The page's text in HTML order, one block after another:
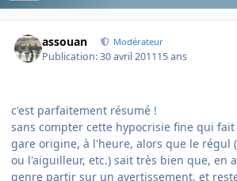
assouan Modérateur
Publication:30 avril 201115 ans
c'est parfaitement résumé !
sans compter cette hypocrisie fine qui
gare origine, à l'heure, alors que le régul
ou l'aiguilleur, etc.) sait très bien que, en
genre partir sur un avertissement, et